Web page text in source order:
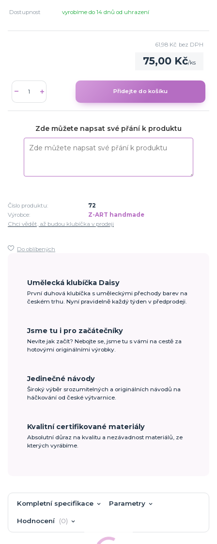
Dostupnost vyrobíme do 14 dnů od uhrazení
75,00 Kč/ks
61,98 Kč bez DPH
Přidejte do košíku
Zde můžete napsat své přání k produktu
Číslo produktu:
72
Výrobce:
Z-ART handmade
Chci vědět, až budou klubíčka v prodeji
Do oblíbených
Umělecká klubíčka Daisy
První duhová klubíčka s uměleckými přechody barev na
českém trhu. Nyní pravidelně každý týden v předprodeji.
Jsme tu i pro začátečníky
Nevíte jak začít? Nebojte se, jsme tu s vámi na cestě za
hotovými originálními výrobky.
Jedinečné návody
Široký výběr srozumitelných a originálních návodů na
háčkování od české výtvarnice.
Kvalitní certifikované materiály
Absolutní důraz na kvalitu a nezávadnost materiálů, ze
kterých vyrábíme.
Kompletní specifikace Parametry
Hodnocení 0